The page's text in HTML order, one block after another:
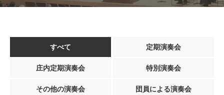
すべて 定期演奏会
庄内定期演奏会 特別演奏会
その他の演奏会 団員による演奏会